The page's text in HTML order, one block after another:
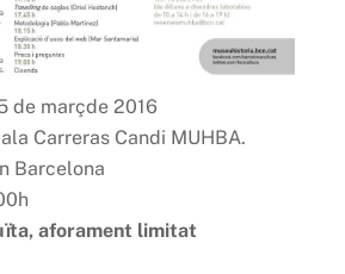
de marçde 2016
Carreras Candi MUHBA.
Barcelona
aforament limitat